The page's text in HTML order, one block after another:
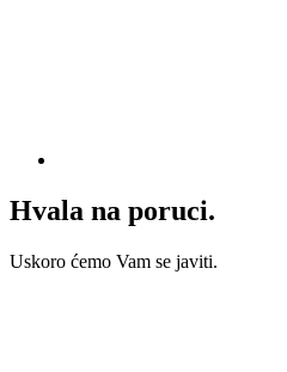
Hvala na poruci.
Uskoro ćemo Vam se javiti.